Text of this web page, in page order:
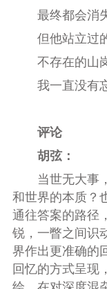
最终都会消
但他站立过
不存在的山
我一直没有
评论
胡弦：
当世无大事，
和世界的本质？
通往答案的路径
锐，一瞥之间识
界作出更准确的
回忆的方式呈现